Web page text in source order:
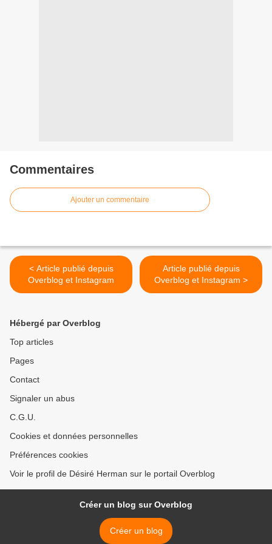
Commentaires
Ajouter un commentaire
< Article publié depuis
Overblog et Instagram
Article publié depuis
Overblog et Instagram >
Hébergé par Overblog
Top articles
Pages
Contact
Signaler un abus
C.G.U.
Cookies et données personnelles
Préférences cookies
Voir le profil de Désiré Herman sur le portail Overblog
Créer un blog sur Overblog
Créer un blog